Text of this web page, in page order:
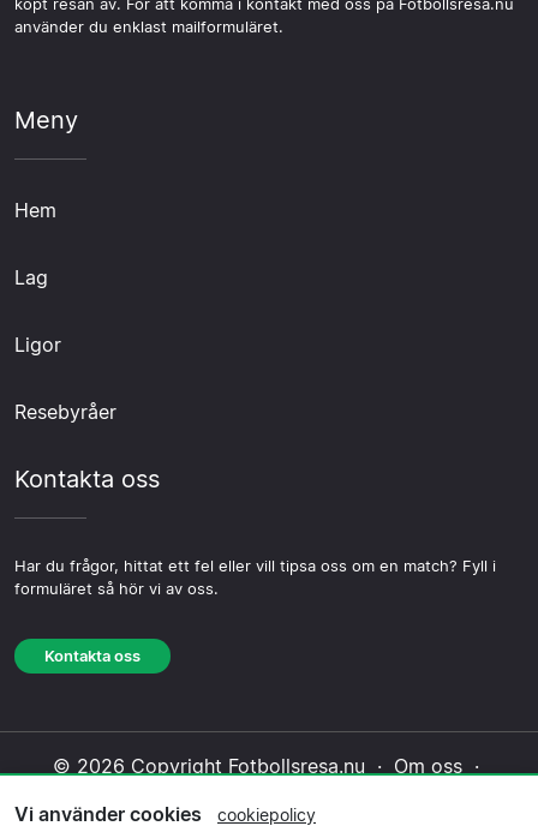
köpt resan av. För att komma i kontakt med oss på Fotbollsresa.nu
använder du enklast mailformuläret.
Meny
Hem
Lag
Ligor
Resebyråer
Kontakta oss
Har du frågor, hittat ett fel eller vill tipsa oss om en match? Fyll i
formuläret så hör vi av oss.
Kontakta oss
© 2026 Copyright Fotbollsresa.nu · Om oss ·
Vi använder cookies cookiepolicy